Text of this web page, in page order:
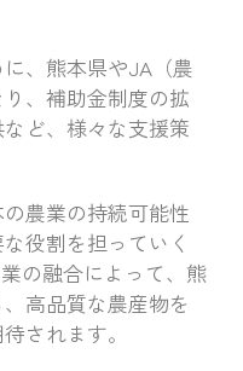
、熊本県やJA（農
、補助金制度の拡
ど、様々な支援策
農業の持続可能性
役割を担っていく
の融合によって、熊
高品質な農産物を
されます。